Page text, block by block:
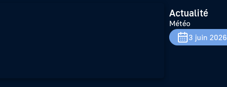
Actualité
Météo
3 juin 2026